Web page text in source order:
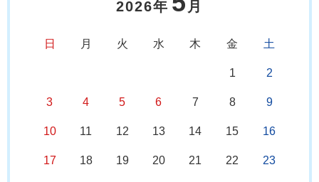
2026年 月
日 月 火 水 木 金 土
1 2
3 4 5 6 7 8 9
10 11 12 13 14 15 16
17 18 19 20 21 22 23